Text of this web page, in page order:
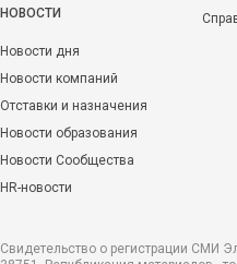
НОВОСТИ
Новости дня
Новости компаний
Отставки и назначения
Новости образования
Новости Сообщества
HR-новости
Свидетельство о регистрации СМИ